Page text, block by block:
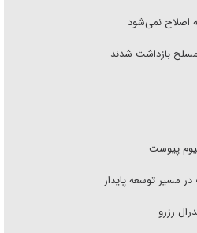
اصلاح نمی‌شود
پیوست
مسیر توسعه پایدار
رزرو